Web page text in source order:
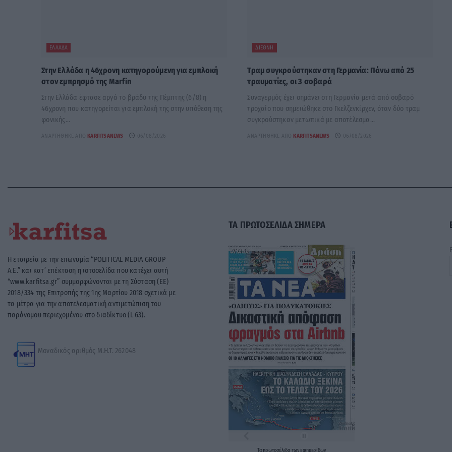
ΕΛΛΆΔΑ
Στην Ελλάδα η 46χρονη κατηγορούμενη για εμπλοκή
στον εμπρησμό της Marfin
Στην Ελλάδα έφτασε αργά το βράδυ της Πέμπτης (6/8) η
46χρονη που κατηγορείται για εμπλοκή της στην υπόθεση της
φονικής...
ΑΝΑΡΤΉΘΗΚΕ ΑΠΌ KARFITSANEWS 06/08/2026
ΔΙΕΘΝΉ
Τραμ συγκρούστηκαν στη Γερμανία: Πάνω από 25
τραυματίες, οι 3 σοβαρά
Συναγερμός έχει σημάνει στη Γερμανία μετά από σοβαρό
τροχαίο που σημειώθηκε στο Γκελζενκίρχεν, όταν δύο τραμ
συγκρούστηκαν μετωπικά με αποτέλεσμα...
ΑΝΑΡΤΉΘΗΚΕ ΑΠΌ KARFITSANEWS 06/08/2026
Η εταιρεία με την επωνυμία “POLITICAL MEDIA GROUP
A.E.” και κατ’ επέκταση η ιστοσελίδα που κατέχει αυτή
“www.karfitsa.gr” συμμορφώνονται με τη Σύσταση (ΕΕ)
2018/334 της Επιτροπής της 1ης Μαρτίου 2018 σχετικά με
τα μέτρα για την αποτελεσματική αντιμετώπιση του
παράνομου περιεχομένου στο διαδίκτυο (L 63).
Μοναδικός αριθμός Μ.Η.Τ. 262048
ΤΑ ΠΡΩΤΟΣΕΛΙΔΑ ΣΗΜΕΡΑ
Ταπρωτοσέλιδα τωνεφημερίδων